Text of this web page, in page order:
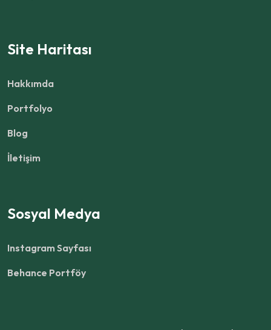
Site Haritası
Hakkımda
Portfolyo
Blog
İletişim
Sosyal Medya
Instagram Sayfası
Behance Portföy